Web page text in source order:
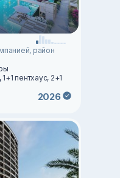
район
пентхаус, 2+1
2026